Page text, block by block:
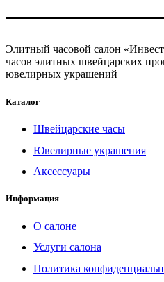
Элитный часовой салон
часов элитных швейцарских
ювелирных украшений
Каталог
Швейцарские часы
Ювелирные украшения
Аксессуары
Информация
О салоне
Услуги салона
Политика